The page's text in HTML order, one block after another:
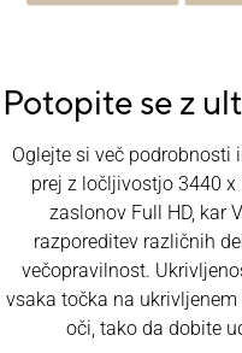
Potopite se z
Oglejte si več
prej z ločljivostjo 3440
zaslonov Full HD, kar
razporeditev različnih
večopravilnost.
vsaka točka na
oči, tako da dobite